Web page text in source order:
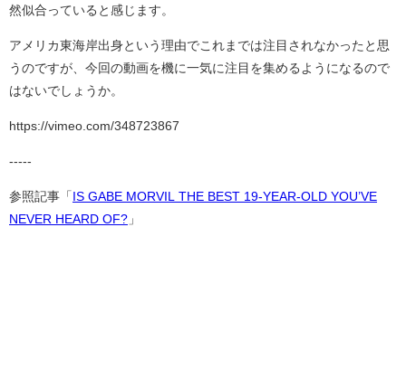
然似合っていると感じます。
アメリカ東海岸出身という理由でこれまでは注目されなかったと思
うのですが、今回の動画を機に一気に注目を集めるようになるので
はないでしょうか。
https://vimeo.com/348723867
-----
参照記事「 IS GABE MORVIL THE BEST 19-YEAR-OLD YOU’VE
NEVER HEARD OF? 」